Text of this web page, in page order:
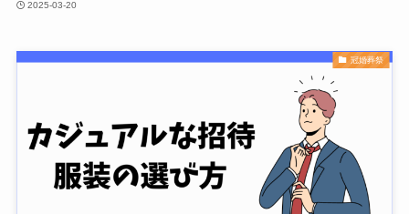
2025-03-20
冠婚葬祭